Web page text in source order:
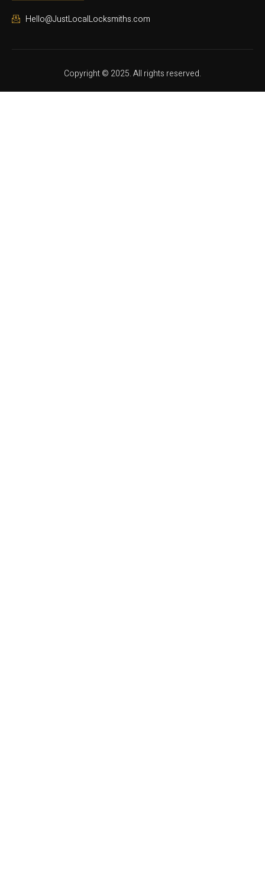
Hello@JustLocalLocksmiths.com
Copyright © 2025. All rights reserved.